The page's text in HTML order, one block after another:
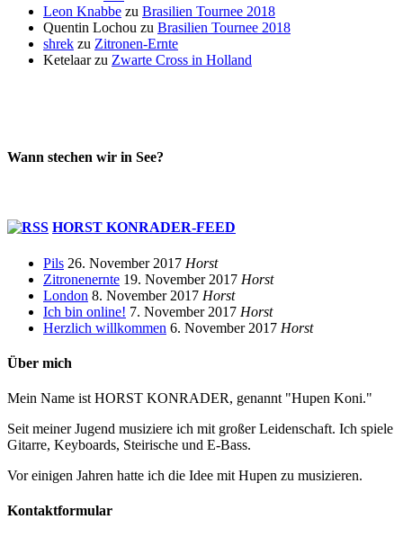
Leon Knabbe zu Brasilien Tournee 2018
Quentin Lochou zu Brasilien Tournee 2018
shrek zu Zitronen-Ernte
Ketelaarzu Zwarte Cross in Holland
Wann stechen wir in See?
HORST KONRADER-FEED
Pils 26. November 2017 Horst
Zitronenernte 19. November 2017 Horst
London 8. November 2017 Horst
Ich bin online! 7. November 2017 Horst
Herzlich willkommen 6. November 2017 Horst
Über mich
Mein Name ist HORST KONRADER, genannt "Hupen Koni."
Seit meiner Jugend musiziere ich mit großer Leidenschaft. Ich spiele
Gitarre, Keyboards, Steirische und E-Bass.
Vor einigen Jahren hatte ich die Idee mit Hupen zu musizieren.
Kontaktformular